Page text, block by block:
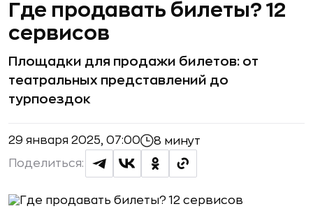
Где продавать билеты? 12
сервисов
Площадки для продажи билетов: от
театральных представлений до
турпоездок
29 января 2025, 07:00 8 минут
Поделиться: